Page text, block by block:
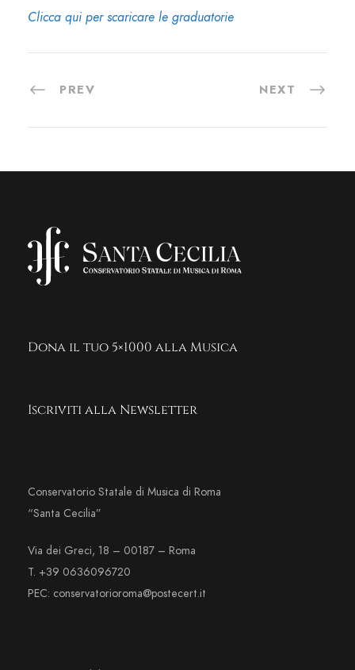
Clicca qui per scaricare le graduatorie
PREV NEXT
Dona il tuo 5×1000 alla Musica
Iscriviti alla Newsletter
Conservatorio Statale di Musica di Roma
“Santa Cecilia”
Via dei Greci, 18 – 00187 – Roma
T. +39 0636096720
PEC: conservatorioroma@postecert.it